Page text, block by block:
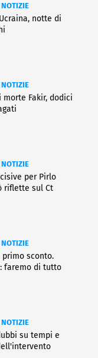
notte di
morte Fakir, dodici
per Pirlo
riflette sul Ct
primo sconto.
faremo di tutto
su tempi e